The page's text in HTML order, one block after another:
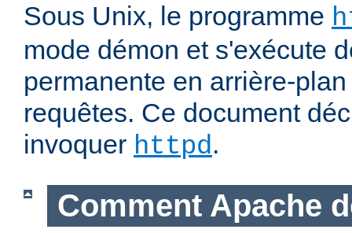
Sous Unix, le programme
mode démon et s'exécute
permanente en arrière-
requêtes. Ce document
invoquer httpd.
Comment Apache